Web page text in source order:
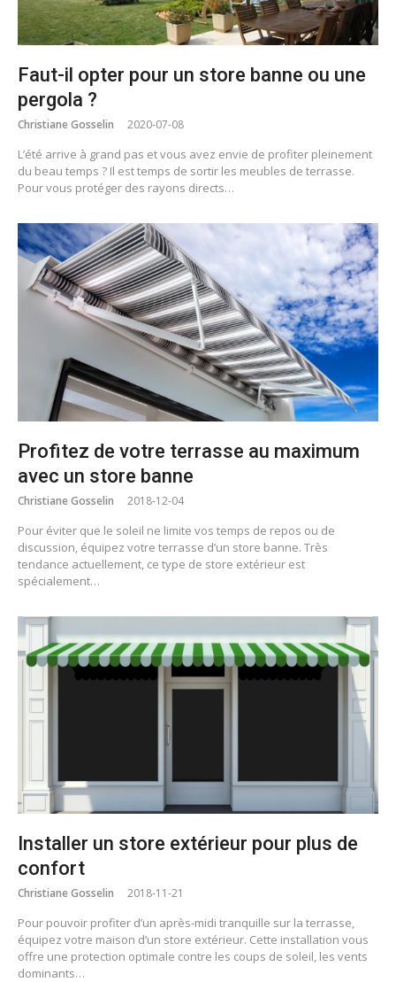
Faut-il opter pour un store banne ou une
pergola ?
Christiane Gosselin 2020-07-08
L’été arrive à grand pas et vous avez envie de profiter pleinement
du beau temps ? Il est temps de sortir les meubles de terrasse.
Pour vous protéger des rayons directs…
Profitez de votre terrasse au maximum
avec un store banne
Christiane Gosselin 2018-12-04
Pour éviter que le soleil ne limite vos temps de repos ou de
discussion, équipez votre terrasse d’un store banne. Très
tendance actuellement, ce type de store extérieur est
spécialement…
Installer un store extérieur pour plus de
confort
Christiane Gosselin 2018-11-21
Pour pouvoir profiter d’un après-midi tranquille sur la terrasse,
équipez votre maison d’un store extérieur. Cette installation vous
offre une protection optimale contre les coups de soleil, les vents
dominants…